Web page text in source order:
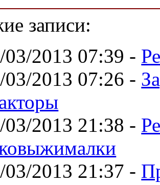
записи:
03/2013 07:39 -
03/2013 07:26 -
03/2013 21:38 -
03/2013 21:37 -